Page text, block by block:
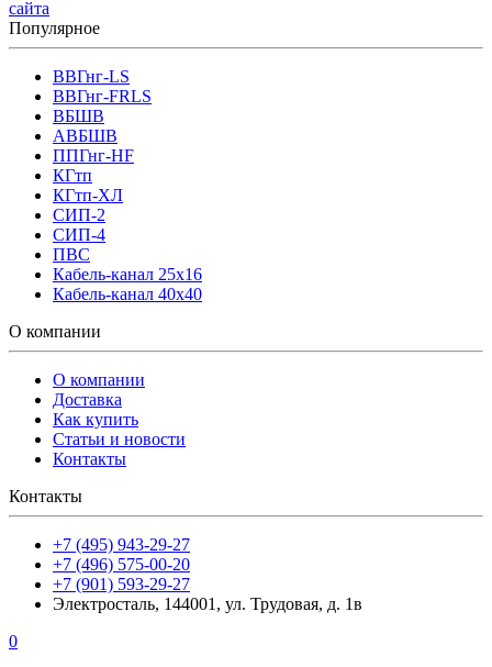
сайта
Популярное
ВВГнг-LS
ВВГнг-FRLS
ВБШВ
АВБШВ
ППГнг-HF
КГтп
КГтп-ХЛ
СИП-2
СИП-4
ПВС
Кабель-канал 25х16
Кабель-канал 40х40
О компании
О компании
Доставка
Как купить
Статьи и новости
Контакты
Контакты
+7 (495) 943-29-27
+7 (496) 575-00-20
+7 (901) 593-29-27
Электросталь, 144001, ул. Трудовая, д. 1в
0